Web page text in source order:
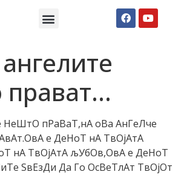
пРаВаТ,нА оВа АнГеЛче
е ДеНоТ нА ТвОјАтА
нА ТвОјАтА љУбОв,ОвА е ДеНоТ
ЅвЕзДи Да Го ОсВеТлАт ТвОјОт